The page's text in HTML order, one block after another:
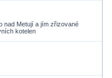
nad Metují a jím zřizované
kotelen